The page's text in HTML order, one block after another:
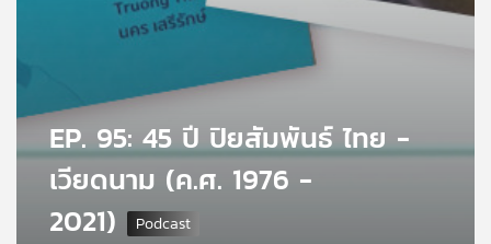
ข่าย
วิทยุEP. 95: 45 ปี ปิยสัมพันธ์ ไทย -
เวียดนาม (ค.ศ. 1976 -
2021)